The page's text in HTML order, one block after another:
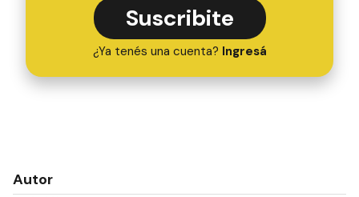
Suscribite
¿Ya tenés una cuenta? Ingresá
Autor